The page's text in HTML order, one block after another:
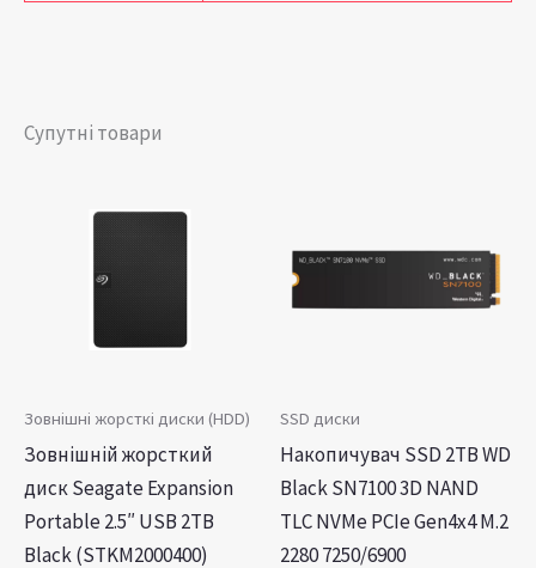
Супутні товари
Зовнішні жорсткі диски (HDD)
Зовнішній жорсткий
диск Seagate Expansion
Portable 2.5″ USB 2TB
Black (STKM2000400)
SSD диски
Накопичувач SSD 2TB WD
Black SN7100 3D NAND
TLC NVMe PCIe Gen4x4 M.2
2280 7250/6900